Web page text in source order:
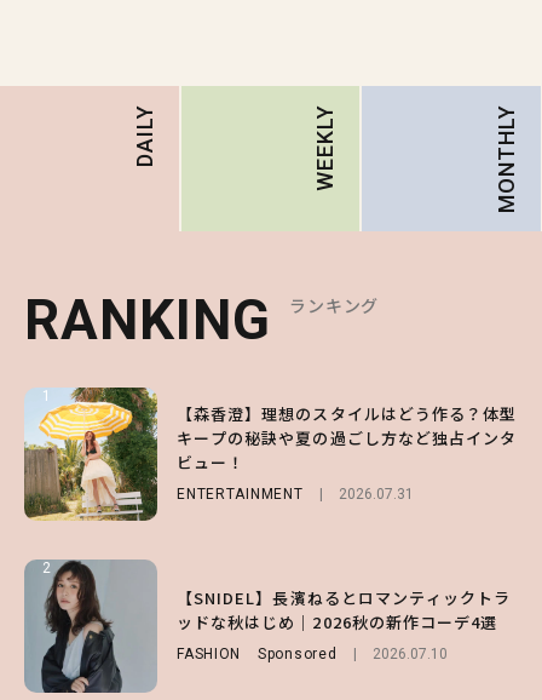
DAILY WEEKLY MONTHLY
RANKING ランキング
1
【森香澄】理想のスタイルはどう作る？体型
キープの秘訣や夏の過ごし方など独占インタ
ビュー！
ENTERTAINMENT 2026.07.31
2
【SNIDEL】長濱ねるとロマンティックトラ
ッドな秋はじめ｜2026秋の新作コーデ4選
FASHION Sponsored 2026.07.10
RANKING ランキング
1
【ハローキティ】がスシローと初コラボ♡
第1弾の気になるメニュー＆限定グッズを総
チェック！
LIFESTYLE 2026.07.31
2
【大原優乃】夏メイクはプレイフルに！ドキ
ッとしちゃう色っぽ“うるみ目”のつくり方
BEAUTY 2026.08.01
RANKING ランキング
1
【SNIDEL】長濱ねるとロマンティックトラ
ッドな秋はじめ｜2026秋の新作コーデ4選
2
【付録】総柄ハローキティが可愛すぎ♡ 紀
ノ国屋コラボの“優秀保冷バッグ”は夏の強
い味方！【オトナミューズ9月号増刊】